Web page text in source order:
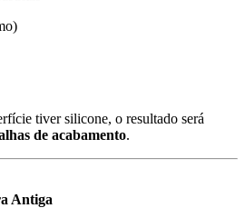
tiver silicone, o resultado será
de acabamento.
Antiga